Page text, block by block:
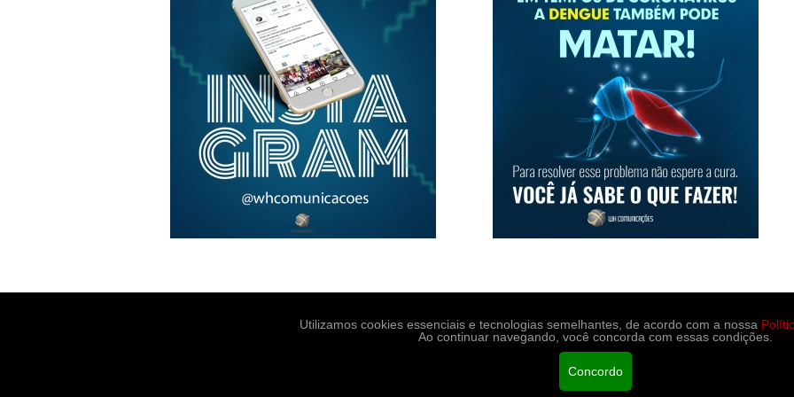
Medicina e saúde
Utilizamos cookies essenciais e tecnologias semelhantes, de acordo com a nossa
Ao continuar navegando, você concorda com essas condições.
Concordo